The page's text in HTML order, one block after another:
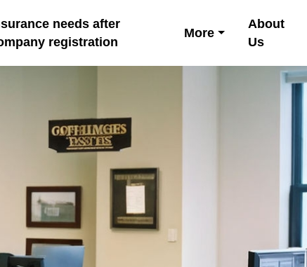
needs after
registration
More
About
Us